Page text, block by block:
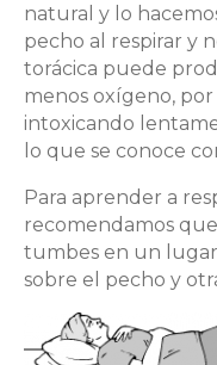
natural y lo
pecho al respirar y
torácica puede
menos oxígeno,
intoxicando
lo que se conoce
Para aprender a
recomendamos
tumbes en un
sobre el pecho y